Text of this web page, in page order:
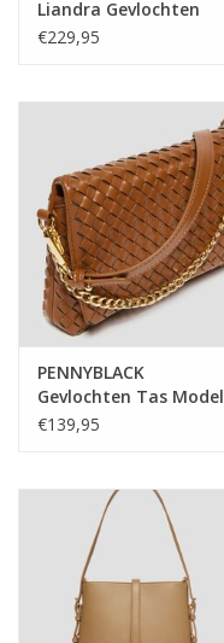
Liandra Gevlochten
Morro
€229,95
PENNYBLACK
Gevlochten Tas Model
Fuxia Cognac
€139,95